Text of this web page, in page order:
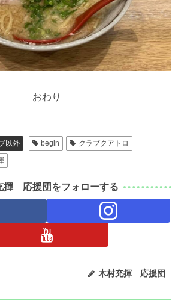
おわり
以外 begin
クラブクアトロ
揮 応援団をフォローする
木村充揮 応援団